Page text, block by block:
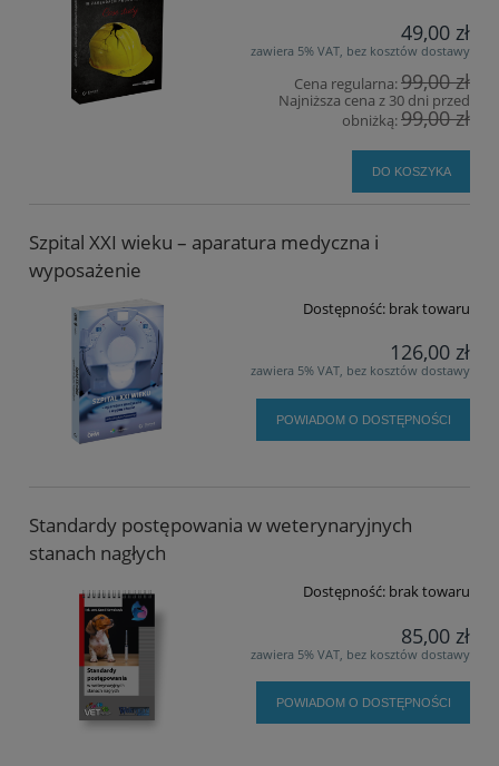
49,00 zł
zawiera 5% VAT, bez kosztów dostawy
Cena regularna:99,00 zł
Najniższa cena z 30 dni przed
obniżką:99,00 zł
DO KOSZYKA
Szpital XXI wieku – aparatura medyczna i
wyposażenie
Dostępność: brak towaru
126,00 zł
zawiera 5% VAT, bez kosztów dostawy
POWIADOM O DOSTĘPNOŚCI
Standardy postępowania w weterynaryjnych
stanach nagłych
Dostępność: brak towaru
85,00 zł
zawiera 5% VAT, bez kosztów dostawy
POWIADOM O DOSTĘPNOŚCI